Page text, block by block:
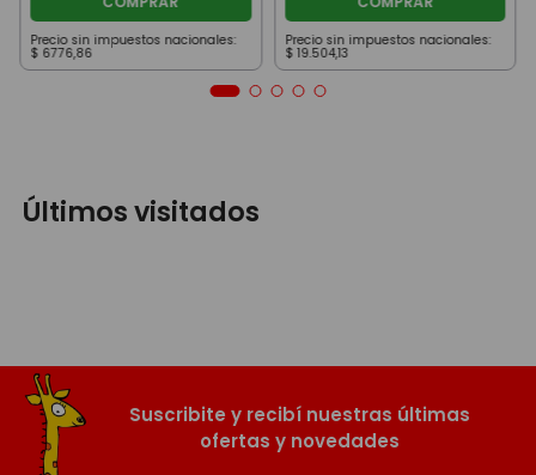
Precio sin impuestos nacionales:
$ 6776,86
Precio sin impuestos nacionales:
$ 19.504,13
Últimos visitados
Suscribite y recibí nuestras últimas
ofertas y novedades